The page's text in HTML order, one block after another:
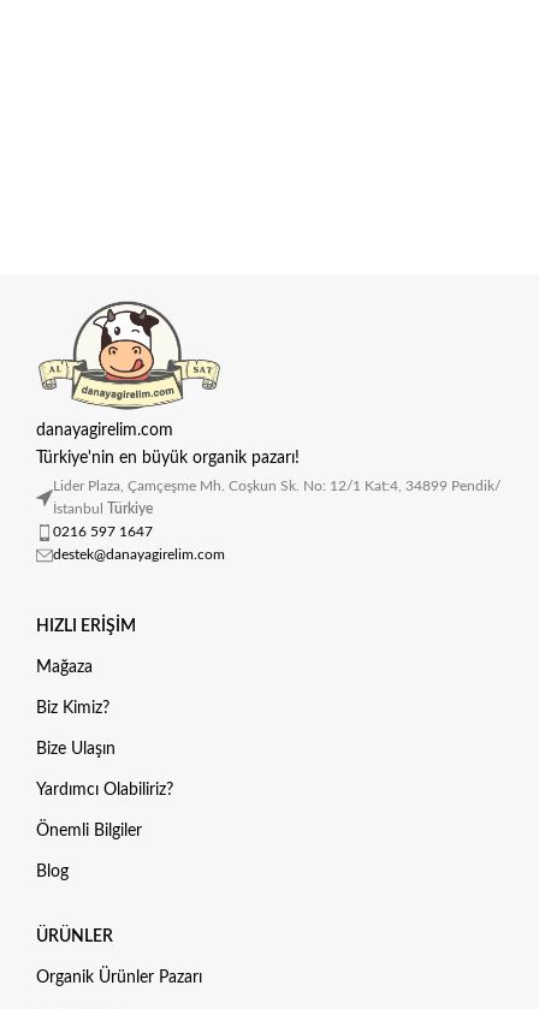
danayagirelim.com
Türkiye'nin en büyük organik pazarı!
Lider Plaza, Çamçeşme Mh. Coşkun Sk. No: 12/1 Kat:4, 34899 Pendik/
İstanbul
Türkiye
0216 597 1647
destek@danayagirelim.com
HIZLI ERIŞIM
Mağaza
Biz Kimiz?
Bize Ulaşın
Yardımcı Olabiliriz?
Önemli Bilgiler
Blog
ÜRÜNLER
Organik Ürünler Pazarı